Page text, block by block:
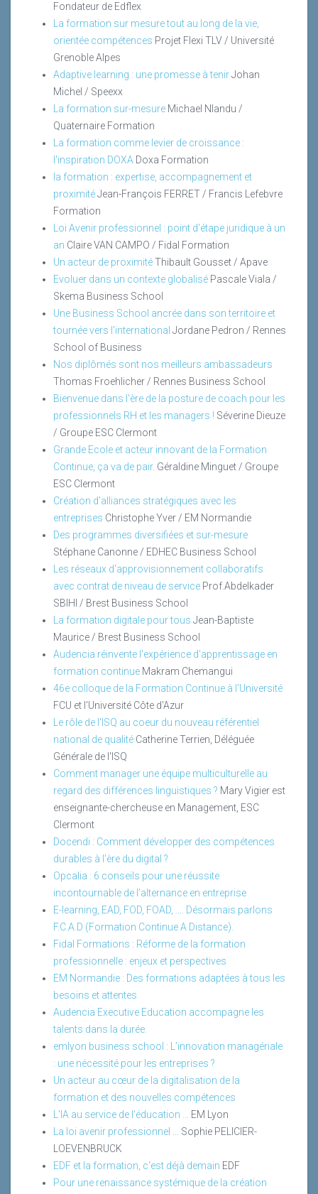
Fondateur de Edflex
La formation sur mesure tout au long de la vie,
orientée compétences Projet Flexi TLV / Université
Grenoble Alpes
Adaptive learning : une promesse à tenirJohan
Michel / Speexx
La formation sur-mesure Michael Nlandu /
Quaternaire Formation
La formation comme levier de croissance :
l'inspiration DOXA Doxa Formation
la formation : expertise, accompagnement et
proximitéJean-François FERRET / Francis Lefebvre
Formation
Loi Avenir professionnel : point d'étape juridique à un
an Claire VAN CAMPO / Fidal Formation
Un acteur de proximitéThibault Gousset / Apave
Evoluer dans un contexte globalisé Pascale Viala /
Skema Business School
Une Business School ancrée dans son territoire et
tournée vers l'international Jordane Pedron / Rennes
School of Business
Nos diplômés sont nos meilleurs ambassadeurs
Thomas Froehlicher / Rennes Business School
Bienvenue dans l'ère de la posture de coach pour les
professionnels RH et les managers ! Séverine Dieuze
/ Groupe ESC Clermont
Grande Ecole et acteur innovant de la Formation
Continue, ça va de pair. Géraldine Minguet / Groupe
ESC Clermont
Création d'alliances stratégiques avec les
entreprises Christophe Yver / EM Normandie
Des programmes diversifiées et sur-mesure
Stéphane Canonne / EDHEC Business School
Les réseaux d'approvisionnement collaboratifs
avec contrat de niveau de service Prof.Abdelkader
SBIHI / Brest Business School
La formation digitale pour tous Jean-Baptiste
Maurice / Brest Business School
Audencia réinvente l'expérience d'apprentissage en
formation continue Makram Chemangui
46e colloque de la Formation Continue à l'Université
FCU et l'Université Côte d'Azur
Le rôle de l'ISQ au coeur du nouveau référentiel
national de qualité Catherine Terrien, Déléguée
Générale de l'ISQ
Comment manager une équipe multiculturelle au
regard des différences linguistiques ? Mary Vigier est
enseignante-chercheuse en Management, ESC
Clermont
Docendi : Comment développer des compétences
durables à l’ère du digital ?
Opcalia : 6 conseils pour une réussite
incontournable de l’alternance en entreprise
E-learning, EAD, FOD, FOAD, …. Désormais parlons
F.C.A.D (Formation Continue A Distance).
Fidal Formations : Réforme de la formation
professionnelle : enjeux et perspectives
EM Normandie : Des formations adaptées à tous les
besoins et attentes
Audencia Executive Education accompagne les
talents dans la durée.
emlyon business school : L’innovation managériale
: une nécessité pour les entreprises ?
Un acteur au cœur de la digitalisation de la
formation et des nouvelles compétences
L'IA au service de l'éducation ... EM Lyon
La loi avenir professionnel ...
Sophie PELICIER-
LOEVENBRUCK
EDF et la formation, c'est déjà demain EDF
Pour une renaissance systémique de la création